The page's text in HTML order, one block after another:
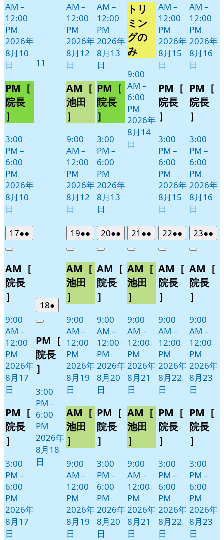
AM –
12:00
PM
2026年
8月10
日
PM［
院長
］
3:00
PM –
6:00
PM
2026年
8月10
日
11
AM –
12:00
PM
2026年
8月12
日
AM［
池田
］
9:00
AM –
12:00
PM
2026年
8月12
日
AM –
12:00
PM
2026年
8月13
日
PM［
院長
］
3:00
PM –
6:00
PM
2026年
8月13
日
月
14
日
ベ
ン
ト)
トリ
ミン
グの
み
9:00
AM –
6:00
PM
2026年
8月14
日
AM –
12:00
PM
2026年
8月15
日
PM［
院長
］
3:00
PM –
6:00
PM
2026年
8月15
日
AM –
12:00
PM
2026年
8月16
日
PM［
院長
］
3:00
PM –
6:00
PM
2026年
8月16
日
172026
年
月
17
日
●●
件
イ
Close
AM［
院長
］
9:00
AM –
12:00
PM
2026年
8月17
日
PM［
院長
］
3:00
PM –
6:00
PM
2026年
8月17
日
182026
年
月
18
日
●
件
イ
ベ
Close
PM［
院長
］
3:00
PM –
6:00
PM
2026年
8月18
日
192026
年
月
19
日
●●
件
イ
ベ
ト)
Close
AM［
池田
］
9:00
AM –
12:00
PM
2026年
8月19
日
AM［
池田
］
9:00
AM –
12:00
PM
2026年
8月19
日
202026
年
月
20
日
●●
件
イ
ベ
ト)
Close
AM［
院長
］
9:00
AM –
12:00
PM
2026年
8月20
日
PM［
院長
］
3:00
PM –
6:00
PM
2026年
8月20
日
21 2026
年
月
21
日
●●
件
イ
ベ
ト)
Close
AM［
池田
］
9:00
AM –
12:00
PM
2026年
8月21
日
AM［
池田
］
9:00
AM –
12:00
PM
2026年
8月21
日
222026
年
月
22
日
●●
件
イ
ベ
ト)
Close
AM［
院長
］
9:00
AM –
12:00
PM
2026年
8月22
日
PM［
院長
］
3:00
PM –
6:00
PM
2026年
8月22
日
232026
年
月
23
日
●●
件
イ
Close
AM［
院長
］
9:00
AM –
12:00
PM
2026年
8月23
日
PM［
院長
］
3:00
PM –
6:00
PM
2026年
8月23
日